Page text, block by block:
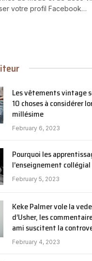
votre profil Facebook…
Les vêtements vintage
10 choses à considérer
millésime
February 6, 2023
Pourquoi les
l’enseignement collégial
February 5, 2023
Keke Palmer vole la
d’Usher, les
ami suscitent la
February 4, 2023